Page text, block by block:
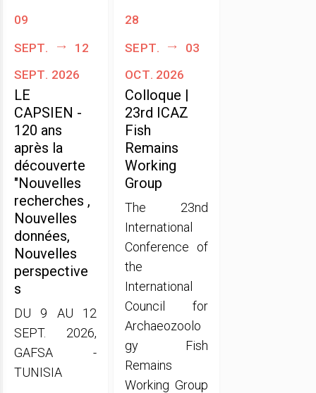
09
sept.
12
sept. 2026
LE
CAPSIEN -
120 ans
après la
découverte
"Nouvelles
recherches ,
Nouvelles
données,
Nouvelles
perspective
s
DU 9 AU 12
SEPT. 2026,
GAFSA -
TUNISIA
28
sept.
03
oct. 2026
Colloque |
23rd ICAZ
Fish
Remains
Working
Group
The 23nd
International
Conference of
the
International
Council for
Archaeozoolo
gy Fish
Remains
Working Group